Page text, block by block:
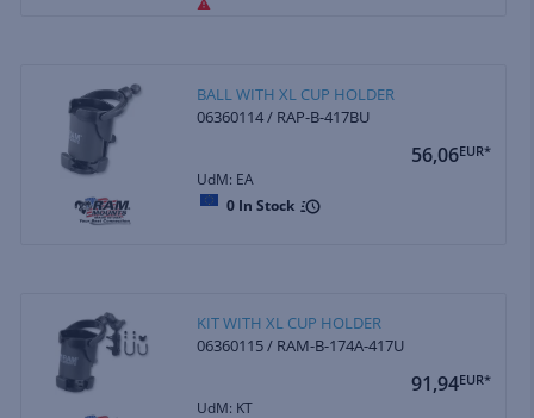
BALL WITH XL CUP HOLDER
06360114 / RAP-B-417BU
56,06EUR*
UdM: EA
0 In Stock
KIT WITH XL CUP HOLDER
06360115 / RAM-B-174A-417U
91,94EUR*
UdM: KT